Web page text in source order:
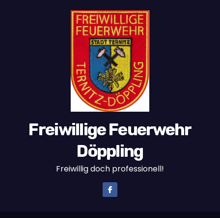
Freiwillige Feuerwehr
Döppling
Freiwillig doch professionell!